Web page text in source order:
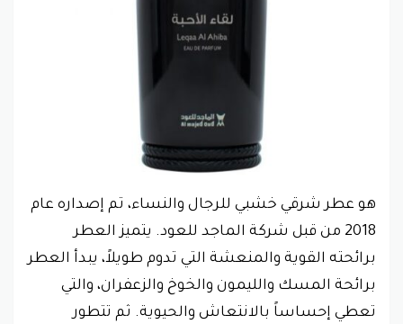
هو عطر شرقي خشبي للرجال والنساء، تم إصداره عام
2018 من قبل شركة الماجد للعود. يتميز العطر
برائحته القوية والمنعشة التي تدوم طويلاً، يبدأ العطر
برائحة المسك والليمون والخوخ والزعفران، والتي
تعطي إحساساً بالانتعاش والحيوية. ثم تتطور